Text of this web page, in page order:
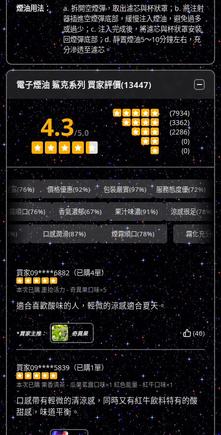
煙油用法：
a. 拆開空煙彈，取出濾芯與杯狀罩；b. 將注射
器插進空煙彈底部，緩慢注入煙油，避免過多
或過少；c. 注入完成後，將濾芯與杯狀罩安裝
回煙彈底部；d. 靜置煙油5～10分鐘左右，充
分滲透至濾芯。
電子煙油 鯊克系列 買家評價(13447)
4.3/5.0
    
     (7934)
    (3362)
   (2286)
  (0)
 (0)
(76%) 價格優惠(92%) 包裝嚴實(97%) 服務態度優(72%) 出貨
順口(76%) 香氣濃郁(67%) 果汁味濃(91%) 涼感很足(78%)
口感潤滑(87%) 煙霧順口(78%) 霧化充分(90%)
買家09****6882（已購4單）
    
本次已購重拾活力 - 奇異果口味×5
適合喜歡酸味的人，輕微的涼感適合夏天。
*買家主推： 奇異果 (40)
買家09****5839（已購1單）
    
本次已購果香清茶 - 瓜果茗露口味×1 紅色能量 - 紅牛口味×1
口感帶有輕微的清涼感，同時又有紅牛飲料特有的酸
甜感，味道平衡。